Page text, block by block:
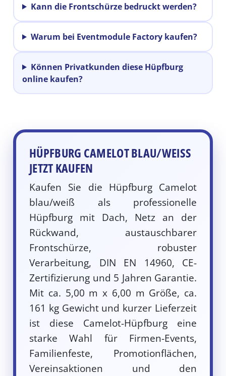
Kann die Frontschürze bedruckt werden?
Warum bei Eventmodule Factory kaufen?
Können Privatkunden diese Hüpfburg
online kaufen?
HÜPFBURG CAMELOT BLAU/WEISS J
ETZT KAUFEN
Kaufen Sie die Hüpfburg Camelot
blau/weiß als professionelle
Hüpfburg mit Dach, Netz an der
Rückwand, austauschbarer
Frontschürze, robuster
Verarbeitung, DIN EN 14960, CE-
Zertifizierung und 5 Jahren Garantie.
Mit ca. 5,00 m x 6,00 m Größe, ca.
161 kg Gewicht und kurzer Lieferzeit
ist diese Camelot-Hüpfburg eine
starke Wahl für Firmen-Events,
Familienfeste, Promotionflächen,
Vereinsaktionen und den